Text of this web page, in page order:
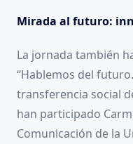
Mirada al futuro:
La jornada también
“Hablemos del
transferencia social
han participado
Comunicación de la